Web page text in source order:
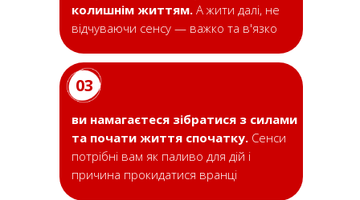
03
колишнім життям. А жити далі, не
відчуваючи сенсу — важко та в'язко
ви намагаєтеся зібратися з силами
та почати життя спочатку. Сенси
потрібні вам як паливо для дій і
причина прокидатися вранці